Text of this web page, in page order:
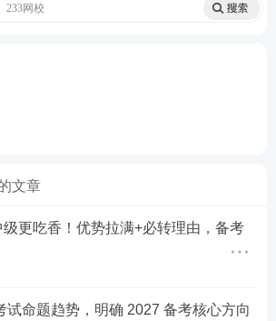
233网校
文章
更吃香！优势拉满+必转理由，备考
试命题趋势，明确 2027 备考核心方向